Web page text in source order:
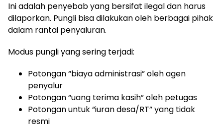
Ini adalah penyebab yang bersifat ilegal dan harus
dilaporkan. Pungli bisa dilakukan oleh berbagai pihak
dalam rantai penyaluran.
Modus pungli yang sering terjadi:
Potongan “biaya administrasi” oleh agen
penyalur
Potongan “uang terima kasih” oleh petugas
Potongan untuk “iuran desa/RT” yang tidak
resmi